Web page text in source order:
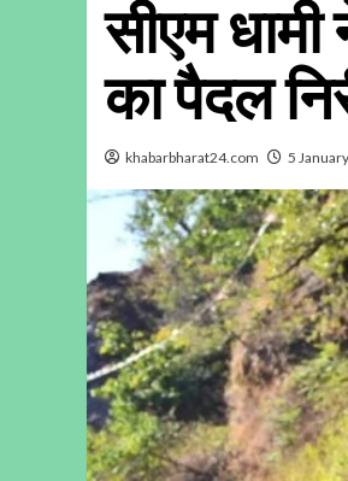
सीएम
का पैदल
khabarbharat24.com 5